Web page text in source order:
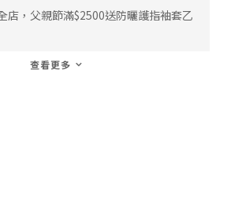
店，父親節滿$2500送防曬護指袖套乙
查看更多